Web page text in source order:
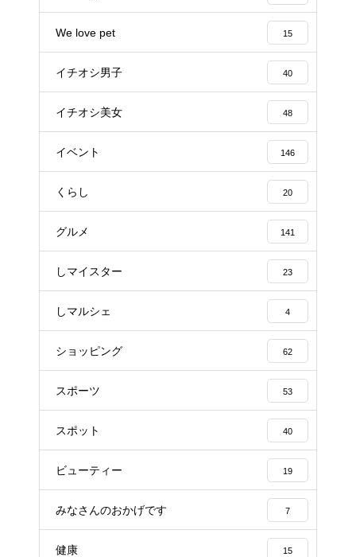
We love pet 15
イチオシ男子 40
イチオシ美女 48
イベント 146
くらし 20
グルメ 141
しマイスター 23
しマルシェ 4
ショッピング 62
スポーツ 53
スポット 40
ビューティー 19
みなさんのおかげです 7
健康 15